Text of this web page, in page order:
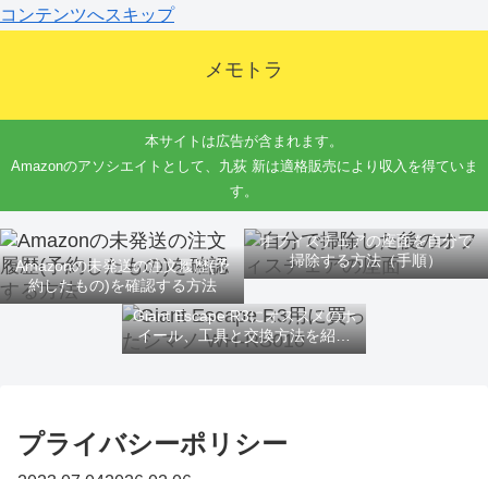
コンテンツへスキップ
メモトラ
本サイトは広告が含まれます。
Amazonのアソシエイトとして、九荻 新は適格販売により収入を得ていま
す。
Amazonの未発送の注文履歴(予
約したもの)を確認する方法
オフィスチェアの座面を自分で
掃除する方法（手順）
Giant Escape R3にオススメのホ
イール、工具と交換方法を紹介
するよ
プライバシーポリシー